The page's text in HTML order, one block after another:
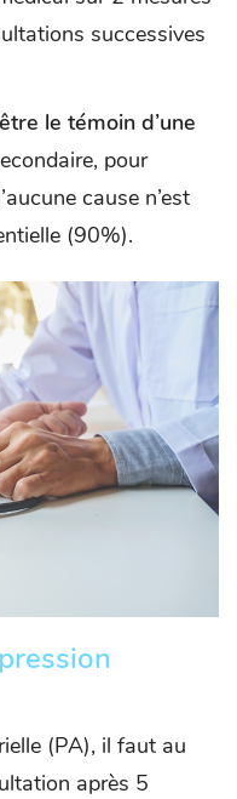
successives
le témoin d’une
pour
cause n’est
(90%).
(PA), il faut au
après 5